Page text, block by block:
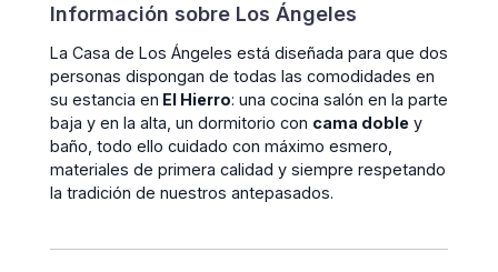
Información sobre Los Ángeles
La Casa de Los Ángeles está diseñada para que dos
personas dispongan de todas las comodidades en
su estancia en El Hierro: una cocina salón en la parte
baja y en la alta, un dormitorio con cama doble y
baño, todo ello cuidado con máximo esmero,
materiales de primera calidad y siempre respetando
la tradición de nuestros antepasados.